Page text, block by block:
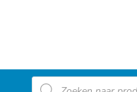
Producten